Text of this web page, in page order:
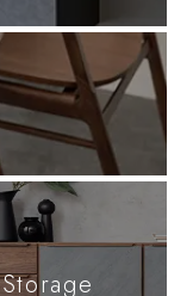
Storage